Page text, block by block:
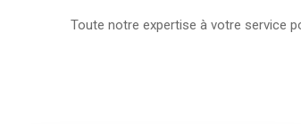
Toute notre expertise à votre service